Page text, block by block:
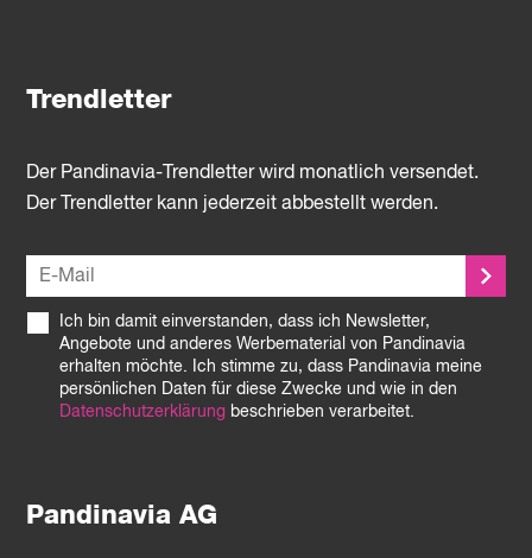
Pandinavia AG
Trendletter
Der Pandinavia-Trendletter wird monatlich versendet.
Der Trendletter kann jederzeit abbestellt werden.
Ich bin damit einverstanden, dass ich Newsletter,
Angebote und anderes Werbematerial von Pandinavia
erhalten möchte. Ich stimme zu, dass Pandinavia meine
persönlichen Daten für diese Zwecke und wie in den
Datenschutzerklärung beschrieben verarbeitet.